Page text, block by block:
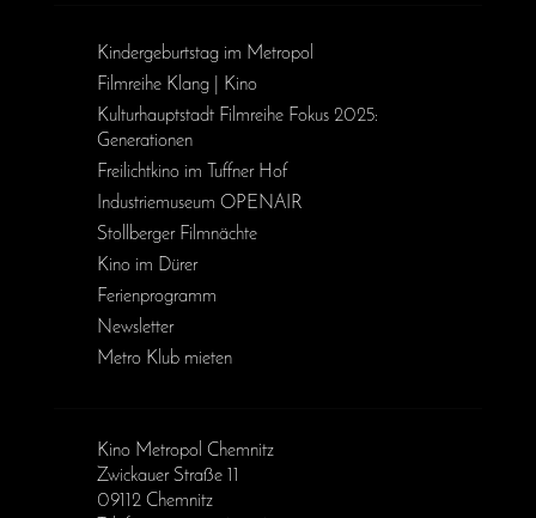
Kinder­geburts­tag im Metropol
Filmreihe Klang | Kino
Kulturhauptstadt Filmreihe Fokus 2025:
Generationen
Freilichtkino im Tuffner Hof
Industriemuseum OPENAIR
Stollberger Filmnächte
Kino im Dürer
Ferienprogramm
Newsletter
Metro Klub mieten
Kino Metropol Chemnitz
Zwickauer Straße 11
09112 Chemnitz